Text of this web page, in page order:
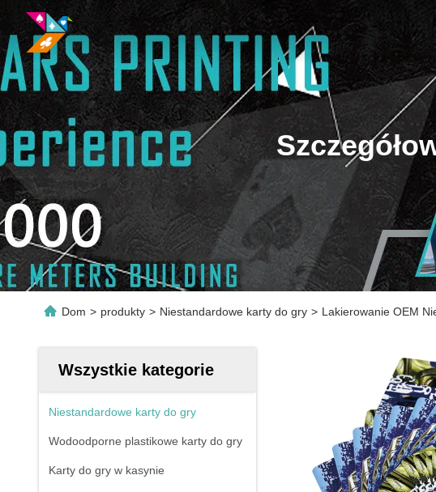
Dom > produkty > Niestandardowe karty do gry > Lakierowanie OEM
Wszystkie kategorie
Niestandardowe karty do gry
Wodoodporne plastikowe karty do gry
Karty do gry w kasynie